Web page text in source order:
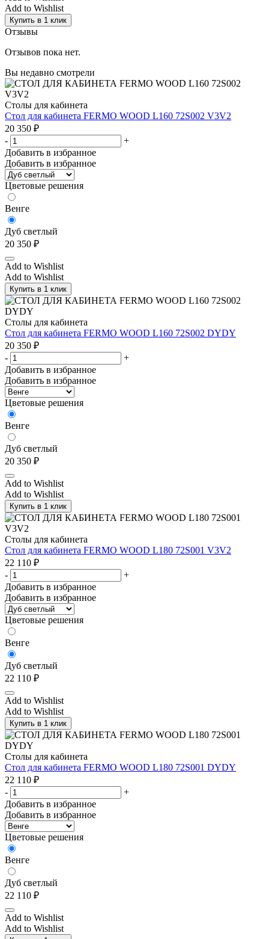
Add to Wishlist
Купить в 1 клик
Отзывы
Отзывов пока нет.
Вы недавно смотрели
Столы для кабинета
Стол для кабинета FERMO WOOD L160 72S002 V3V2
20 350 ₽
-
+
Добавить в избранное
Добавить в избранное
Цветовые решения
Венге
Дуб светлый
20 350 ₽
Add to Wishlist
Add to Wishlist
Купить в 1 клик
Столы для кабинета
Стол для кабинета FERMO WOOD L160 72S002 DYDY
20 350 ₽
-
+
Добавить в избранное
Добавить в избранное
Цветовые решения
Венге
Дуб светлый
20 350 ₽
Add to Wishlist
Add to Wishlist
Купить в 1 клик
Столы для кабинета
Стол для кабинета FERMO WOOD L180 72S001 V3V2
22 110 ₽
-
+
Добавить в избранное
Добавить в избранное
Цветовые решения
Венге
Дуб светлый
22 110 ₽
Add to Wishlist
Add to Wishlist
Купить в 1 клик
Столы для кабинета
Стол для кабинета FERMO WOOD L180 72S001 DYDY
22 110 ₽
-
+
Добавить в избранное
Добавить в избранное
Цветовые решения
Венге
Дуб светлый
22 110 ₽
Add to Wishlist
Add to Wishlist